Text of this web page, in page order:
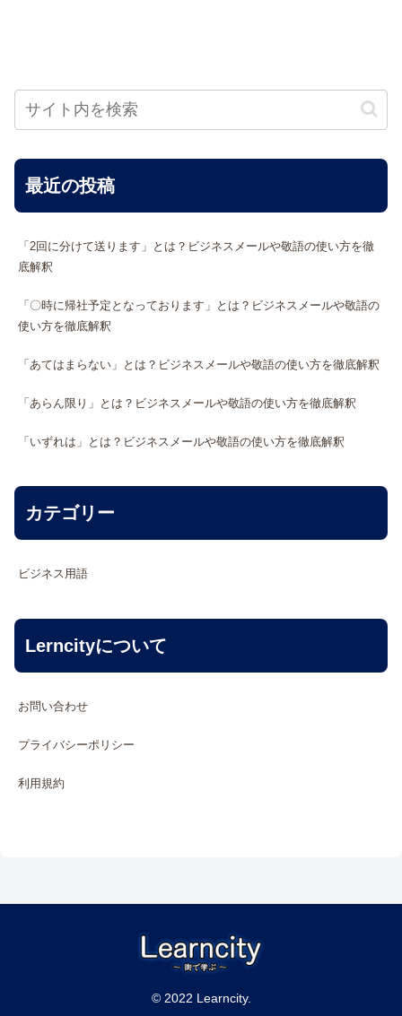
最近の投稿
「2回に分けて送ります」とは？ビジネスメールや敬語の使い方を徹
底解釈
「〇時に帰社予定となっております」とは？ビジネスメールや敬語の
使い方を徹底解釈
「あてはまらない」とは？ビジネスメールや敬語の使い方を徹底解釈
「あらん限り」とは？ビジネスメールや敬語の使い方を徹底解釈
「いずれは」とは？ビジネスメールや敬語の使い方を徹底解釈
カテゴリー
ビジネス用語
Lerncityについて
お問い合わせ
プライバシーポリシー
利用規約
© 2022 Learncity.